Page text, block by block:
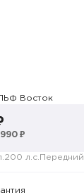
Восток
₽
200 л.с. Передний